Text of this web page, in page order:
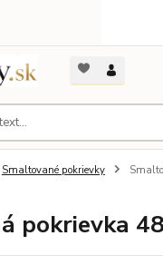
Smaltované pokrievky
pokrievka